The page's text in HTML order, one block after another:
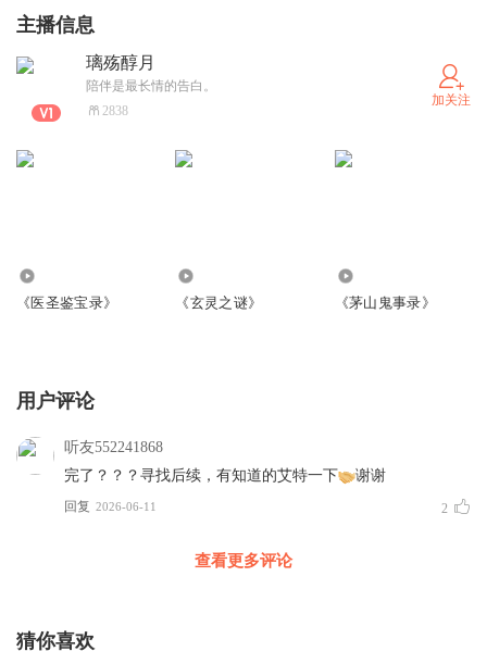
主播信息
璃殇醇月
陪伴是最长情的告白。
2838
加关注
《医圣鉴宝录》 《玄灵之谜》 《茅山鬼事录》
用户评论
听友552241868
完了？？？寻找后续，有知道的艾特一下
谢谢
回复 2026-06-11 2
查看更多评论
猜你喜欢